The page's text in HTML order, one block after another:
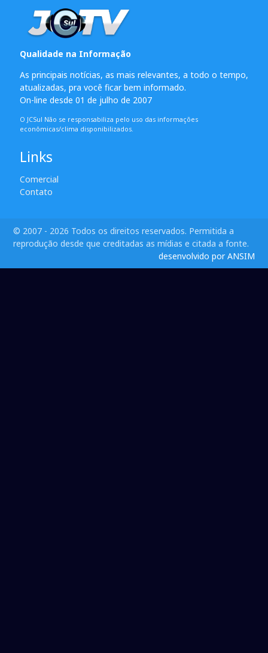
Qualidade na Informação
As principais notícias, as mais relevantes, a todo o tempo,
atualizadas, pra você ficar bem informado.
On-line desde 01 de julho de 2007
O JCSul Não se responsabiliza pelo uso das informações
econômicas/clima disponibilizados.
Links
Comercial
Contato
© 2007 - 2026 Todos os direitos reservados. Permitida a
reprodução desde que creditadas as mídias e citada a fonte.
desenvolvido por ANSIM